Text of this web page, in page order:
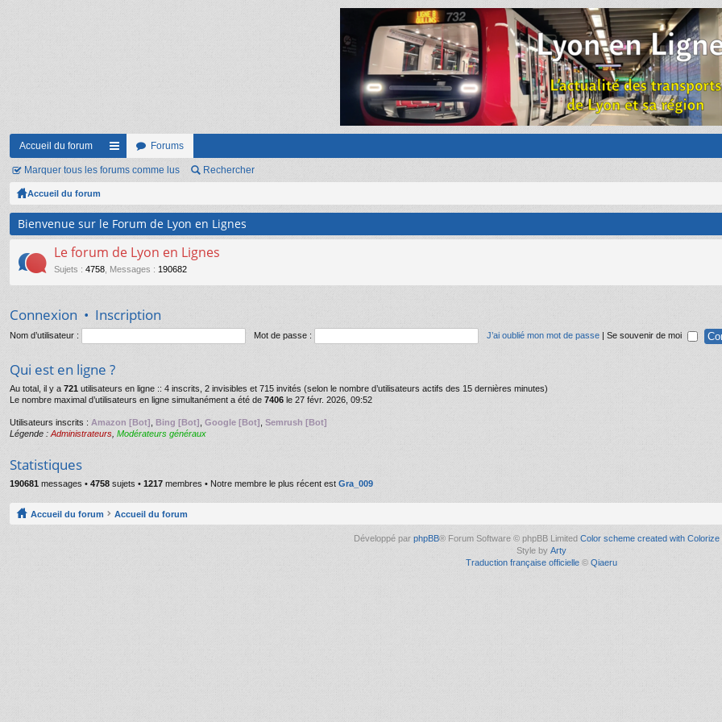
Accueil du forum
ac
ur
ci
s
Forums
Marquer tous les forums comme lus Rechercher
Accueil du forum
Bienvenue sur le Forum de Lyon en Lignes
Le forum de Lyon en Lignes
Sujets : 4758 Messages : 190682
Connexion • Inscription
Nom d’utilisateur : Mot de passe : J’ai oublié mon mot de passe | Se souvenir de moi
Qui est en ligne ?
Au total, il y a 721 utilisateurs en ligne :: 4 inscrits, 2 invisibles et 715 invités (selon le nombre d’utilisateurs actifs des 15 dernières minutes)
Le nombre maximal d’utilisateurs en ligne simultanément a été de 7406 le 27 févr. 2026, 09:52
Utilisateurs inscrits : Amazon [Bot] Bing [Bot] Google [Bot] Semrush [Bot]
Légende : Administrateurs Modérateurs généraux
Statistiques
190681 messages • 4758 sujets • 1217 membres • Notre membre le plus récent est Gra_009
Accueil du forum Accueil du forum
Développé par phpBB® Forum Software © phpBB Limited Color scheme created with Colorize
Style by Arty
Traduction française officielle © Qiaeru